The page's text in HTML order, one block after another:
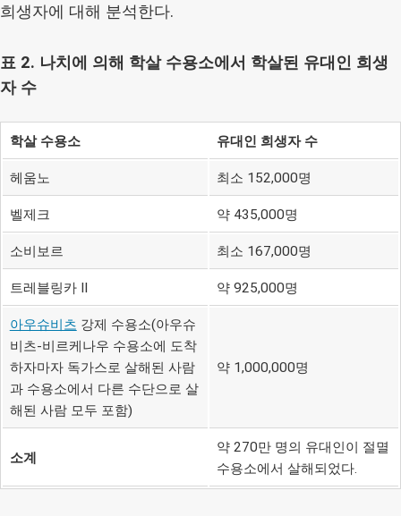
희생자에 대해 분석한다.
표 2. 나치에 의해 학살 수용소에서 학살된 유대인 희생
자 수
학살 수용소 유대인 희생자 수
헤움노 최소 152,000명
벨제크 약 435,000명
소비보르 최소 167,000명
트레블링카 II 약 925,000명
아우슈비츠 강제 수용소(아우슈
비츠-비르케나우 수용소에 도착
하자마자 독가스로 살해된 사람
과 수용소에서 다른 수단으로 살
해된 사람 모두 포함)
약 1,000,000명
소계
약 270만 명의 유대인이 절멸
수용소에서 살해되었다.